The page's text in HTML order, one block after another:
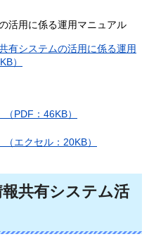
活用に係る運用マニュアル
有システムの活用に係る運用
）
PDF：46KB）
エクセル：20KB）
共有システム活